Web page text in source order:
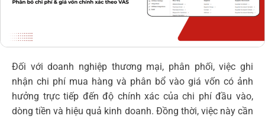
Đối với doanh nghiệp thương mại, phân phối, việc ghi
nhận chi phí mua hàng và phân bổ vào giá vốn có ảnh
hưởng trực tiếp đến độ chính xác của chi phí đầu vào,
dòng tiền và hiệu quả kinh doanh. Đồng thời, việc này cần